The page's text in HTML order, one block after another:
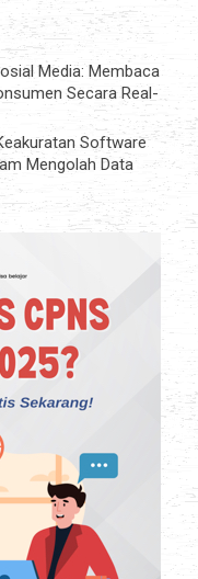
Media: Membaca
Secara Real-
Software
Mengolah Data